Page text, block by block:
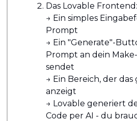
Das Lovable Frontend:
→ Ein simples
Prompt
→ Ein "Generate"-
Prompt an dein
sendet
→ Ein Bereich, der
anzeigt
→ Lovable generiert
Code per AI - du